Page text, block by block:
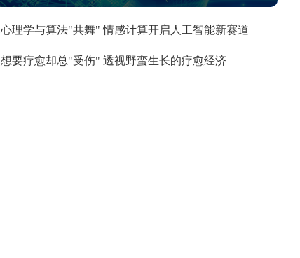
用走向专用
心理学与算法"共舞" 情感计算开启人工智能新赛道
想要疗愈却总"受伤" 透视野蛮生长的疗愈经济